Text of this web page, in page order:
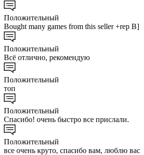
Положительный
Bought many games from this seller +rep B]
Положительный
Всё отлично, рекомендую
Положительный
топ
Положительный
Спасибо! очень быстро все прислали.
Положительный
все очень круто, спасибо вам, люблю вас